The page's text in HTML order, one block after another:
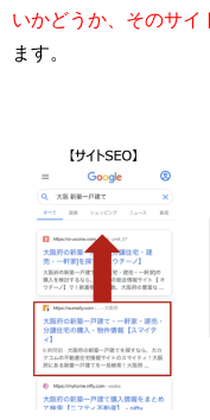
いかどうか、そのサイ
ます。